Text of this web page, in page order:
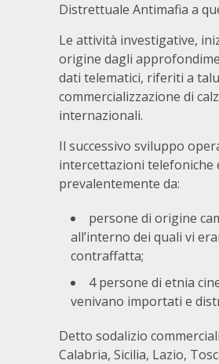
Distrettuale Antimafia a
Le attività investigative,
origine dagli
dati telematici, riferiti a
commercializzazione di
internazionali.
Il successivo sviluppo
intercettazioni telefoniche
prevalentemente da:
persone di origine
all’interno dei quali vi
contraffatta;
4 persone di etnia
venivano importati e
Detto sodalizio
Calabria, Sicilia, Lazio,